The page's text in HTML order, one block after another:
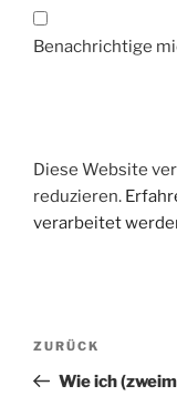
Benachrichtige
Diese Website
reduzieren.
verarbeitet
Vorheriger
Beitrag
ZURÜCK
Wie ich